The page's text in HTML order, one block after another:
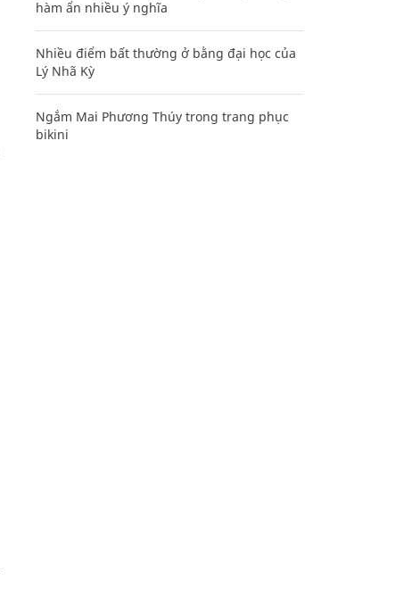
hàm ẩn nhiều ý nghĩa
Nhiều điểm bất thường ở bằng đại học của
Lý Nhã Kỳ
Ngắm Mai Phương Thúy trong trang phục
bikini